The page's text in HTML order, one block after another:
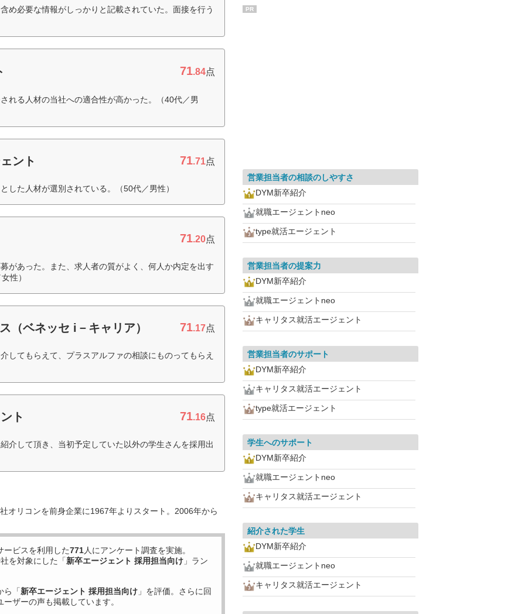
め必要な情報がしっかりと記載されていた。面接を行う
71.84点
れる人材の当社への適合性が高かった。（40代／男
ント 71.71点
した人材が選別されている。（50代／男性）
71.20点
があった。また、求人者の質がよく、何人か内定を出す
性）
（ベネッセ i－キャリア） 71.17点
してもらえて、プラスアルファの相談にものってもらえ
ト 71.16点
介して頂き、当初予定していた以外の学生さんを採用出
オリコンを前身企業に1967年よりスタート。2006年から
ービスを利用した771人にアンケート調査を実施。
社を対象にした「新卒エージェント 採用担当向け 」ラン
ら「新卒エージェント 採用担当向け 」を評価。さらに回
ザーの声も掲載しています。
PR
営業担当者の相談のしやすさ
DYM新卒紹介
就職エージェントneo
type就活エージェント
営業担当者の提案力
DYM新卒紹介
就職エージェントneo
キャリタス就活エージェント
営業担当者のサポート
DYM新卒紹介
キャリタス就活エージェント
type就活エージェント
学生へのサポート
DYM新卒紹介
就職エージェントneo
キャリタス就活エージェント
紹介された学生
DYM新卒紹介
就職エージェントneo
キャリタス就活エージェント